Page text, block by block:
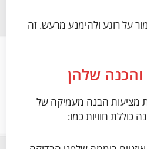
על רוגע ולהימנע מרעש. זה
שלהן
מציעות הבנה מעמיקה של
כוללת חוויות כמו: